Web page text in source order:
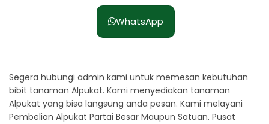
WhatsApp
Segera hubungi admin kami untuk memesan kebutuhan
bibit tanaman Alpukat. Kami menyediakan tanaman
Alpukat yang bisa langsung anda pesan. Kami melayani
Pembelian Alpukat Partai Besar Maupun Satuan. Pusat